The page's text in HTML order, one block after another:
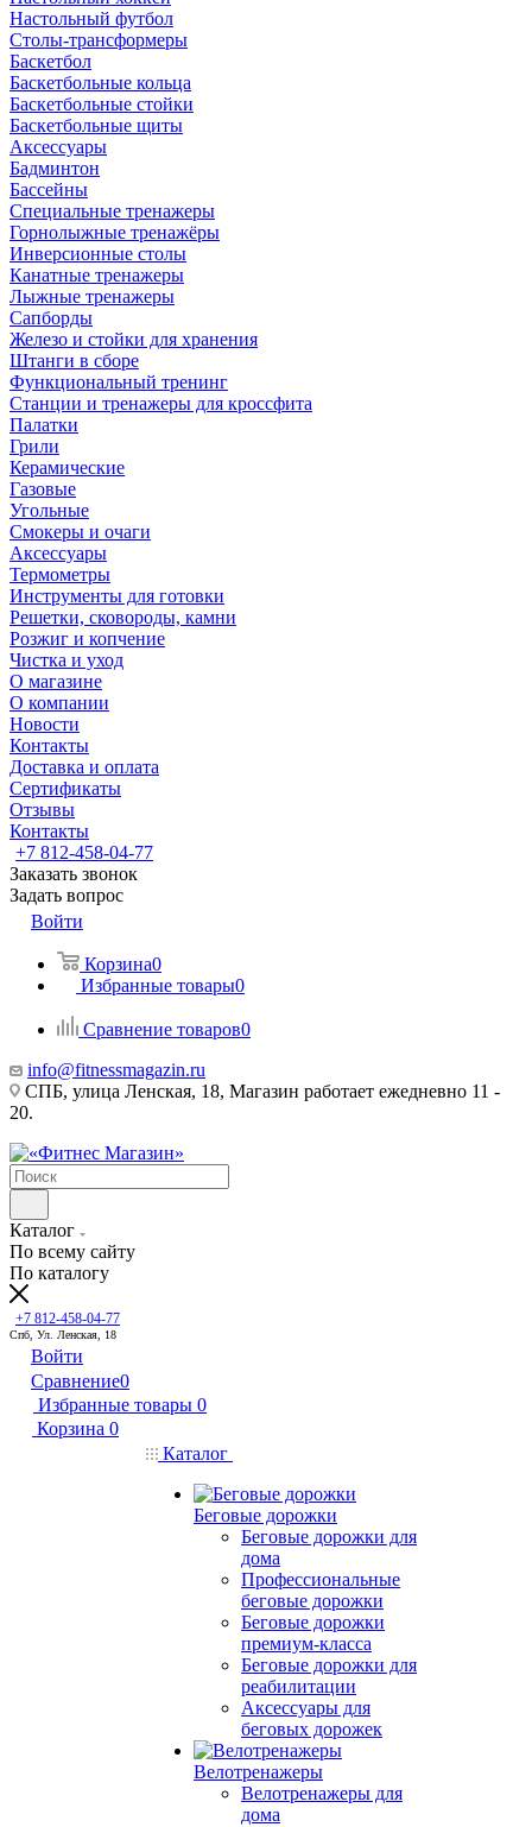
Настольный футбол
Столы-трансформеры
Баскетбол
Баскетбольные кольца
Баскетбольные стойки
Баскетбольные щиты
Аксессуары
Бадминтон
Бассейны
Специальные тренажеры
Горнолыжные тренажёры
Инверсионные столы
Канатные тренажеры
Лыжные тренажеры
Сапборды
Железо и стойки для хранения
Штанги в сборе
Функциональный тренинг
Станции и тренажеры для кроссфита
Палатки
Грили
Керамические
Газовые
Угольные
Смокеры и очаги
Аксессуары
Термометры
Инструменты для готовки
Решетки, сковороды, камни
Розжиг и копчение
Чистка и уход
О магазине
О компании
Новости
Контакты
Доставка и оплата
Сертификаты
Отзывы
Контакты
+7 812-458-04-77
Заказать звонок
Задать вопрос
Войти
Корзина0
Избранные товары0
Сравнение товаров0
info@fitnessmagazin.ru
СПБ, улица Ленская, 18, Магазин работает ежедневно 11 -
20.
Каталог
По всему сайту
По каталогу
+7 812-458-04-77
Спб, Ул. Ленская, 18
Войти
Сравнение0
Избранные товары 0
Корзина 0
Каталог
Беговые дорожки
Беговые дорожки для
дома
Профессиональные
беговые дорожки
Беговые дорожки
премиум-класса
Беговые дорожки для
реабилитации
Аксессуары для
беговых дорожек
Велотренажеры
Велотренажеры для
дома